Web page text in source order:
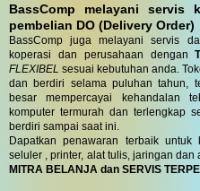
BassComp melayani servis
pembelian DO (Delivery Order)
BassComp juga melayani servis
koperasi dan perusahaan dengan
FLEXIBEL sesuai kebutuhan anda.
dan berdiri selama puluhan tahun,
besar mempercayai kehandalan
komputer termurah dan terlengkap
berdiri sampai saat ini.
Dapatkan penawaran terbaik
seluler , printer, alat tulis, jaringan
MITRA BELANJA dan SERVIS